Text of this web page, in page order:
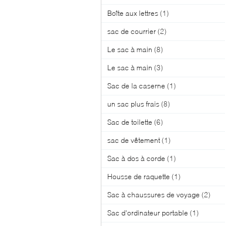
Boîte aux lettres (1)
sac de courrier (2)
Le sac à main (8)
Le sac à main (3)
Sac de la caserne (1)
un sac plus frais (8)
Sac de toilette (6)
sac de vêtement (1)
Sac à dos à corde (1)
Housse de raquette (1)
Sac à chaussures de voyage (2)
Sac d'ordinateur portable (1)